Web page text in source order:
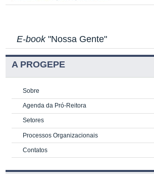
E-book"Nossa Gente"
A PROGEPE
Sobre
Agenda da Pró-Reitora
Setores
Processos Organizacionais
Contatos